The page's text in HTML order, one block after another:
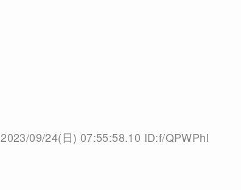
2023/09/24(日) 07:55:58.10 ID:f/QPWPhl